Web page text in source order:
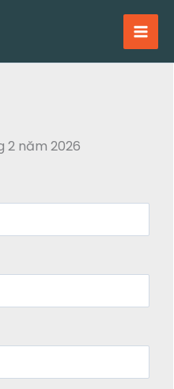
2 năm 2026